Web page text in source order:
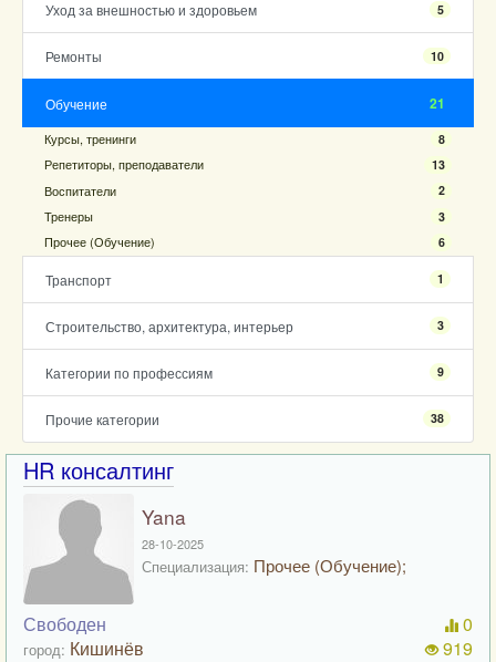
Уход за внешностью и здоровьем 5
Ремонты 10
Обучение 21
Курсы, тренинги 8
Репетиторы, преподаватели 13
Воспитатели 2
Тренеры 3
Прочее (Обучение) 6
Транспорт 1
Строительство, архитектура, интерьер 3
Категории по профессиям 9
Прочие категории 38
HR консалтинг
Yana
28-10-2025
Специализация: Прочее (Обучение);
Свободен
город: Кишинёв
0
919